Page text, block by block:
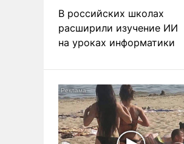
В российских школах
расширили изучение ИИ
на уроках информатики